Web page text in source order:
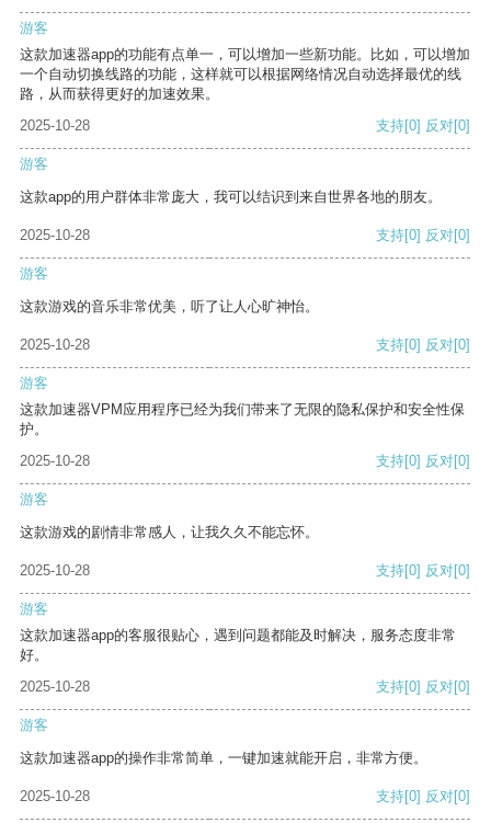
游客
这款加速器app的功能有点单一，可以增加一些新功能。比如，可以增加
一个自动切换线路的功能，这样就可以根据网络情况自动选择最优的线
路，从而获得更好的加速效果。
2025-10-28
支持[0] 反对[0]
游客
这款app的用户群体非常庞大，我可以结识到来自世界各地的朋友。
2025-10-28 支持[0] 反对[0]
游客
这款游戏的音乐非常优美，听了让人心旷神怡。
2025-10-28 支持[0] 反对[0]
游客
这款加速器VPM应用程序已经为我们带来了无限的隐私保护和安全性保
护。
2025-10-28
支持[0] 反对[0]
游客
这款游戏的剧情非常感人，让我久久不能忘怀。
2025-10-28 支持[0] 反对[0]
游客
这款加速器app的客服很贴心，遇到问题都能及时解决，服务态度非常
好。
2025-10-28
支持[0] 反对[0]
游客
这款加速器app的操作非常简单，一键加速就能开启，非常方便。
2025-10-28 支持[0] 反对[0]